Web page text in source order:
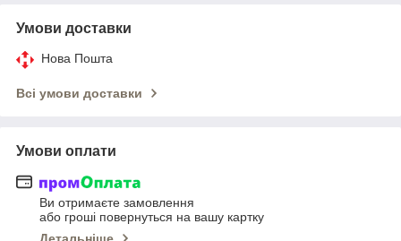
Умови доставки
Нова Пошта
Всі умови доставки
Умови оплати
Ви отримаєте замовлення
або гроші повернуться на вашу картку